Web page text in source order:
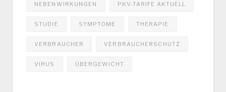
NEBENWIRKUNGEN PKV-TARIFE AKTUELL
STUDIE SYMPTOME THERAPIE
VERBRAUCHER VERBRAUCHERSCHUTZ
VIRUS ÜBERGEWICHT